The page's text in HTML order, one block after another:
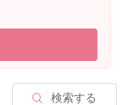
検索する